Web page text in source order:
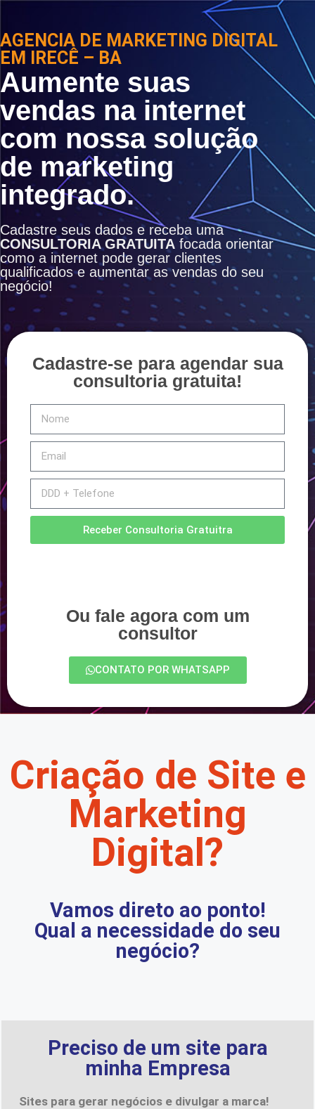
AGENCIA DE MARKETING DIGITAL
EM IRECÊ – BA
Aumente suas
vendas na internet
com nossa solução
de marketing
integrado.
Cadastre seus dados e receba uma
CONSULTORIA GRATUITA focada orientar
como a internet pode gerar clientes
qualificados e aumentar as vendas do seu
negócio!
Cadastre-se para agendar sua
consultoria gratuita!
Receber Consultoria Gratuitra
Ou fale agora com um
consultor
CONTATO POR WHATSAPP
Criação de Site e
Marketing
Digital?
Vamos direto ao ponto!
Qual a necessidade do seu
negócio?
Preciso de um site para
minha Empresa
Sites para gerar negócios e divulgar a marca!